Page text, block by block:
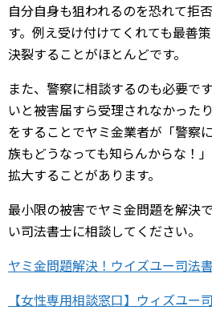
自分自身も狙われるのを恐れて拒
す。例え受け付けてくれても最善
決裂することがほとんどです。
また、警察に相談するのも必要で
いと被害届すら受理されなかった
をすることでヤミ金業者が「警察
族もどうなっても知らんからな！
拡大することがあります。
最小限の被害でヤミ金問題を解決
い司法書士に相談してください。
ヤミ金問題解決！ウイズユー司法
【女性専用相談窓口】ウィズユー